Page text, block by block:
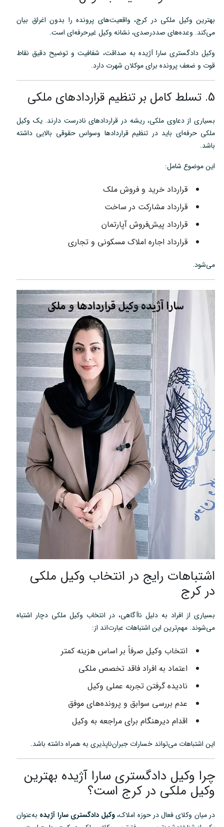
بهترین وکیل ملکی در کرج، واقعیت‌های پرونده را بدون اغراق بیان
می‌کند. وعده‌های صددرصدی، نشانه وکیل غیرحرفه‌ای است.
وکیل دادگستری سارا آژیده به صداقت، شفافیت و توضیح دقیق نقاط
قوت و ضعف پرونده برای موکلان شهرت دارد.
5. تسلط کامل بر تنظیم قراردادهای ملکی
بسیاری از دعاوی ملکی، ریشه در قراردادهای نادرست دارند. یک وکیل
ملکی حرفه‌ای باید در تنظیم قراردادها وسواس حقوقی بالایی داشته
باشد.
این موضوع شامل:
قرارداد خرید و فروش ملک
قرارداد مشارکت در ساخت
قرارداد پیش‌فروش آپارتمان
قرارداد اجاره املاک مسکونی و تجاری
می‌شود.
اشتباهات رایج در انتخاب وکیل ملکی
در کرج
بسیاری از افراد به دلیل ناآگاهی، در انتخاب وکیل ملکی دچار اشتباه
می‌شوند. مهم‌ترین این اشتباهات عبارت‌اند از:
انتخاب وکیل صرفاً بر اساس هزینه کمتر
اعتماد به افراد فاقد تخصص ملکی
نادیده گرفتن تجربه عملی وکیل
عدم بررسی سوابق و پرونده‌های موفق
اقدام دیرهنگام برای مراجعه به وکیل
این اشتباهات می‌تواند خسارات جبران‌ناپذیری به همراه داشته باشد.
چرا وکیل دادگستری سارا آژیده بهترین
وکیل ملکی در کرج است؟
در میان وکلای فعال در حوزه املاک،وکیل دادگستری سارا آژیده به‌عنوان